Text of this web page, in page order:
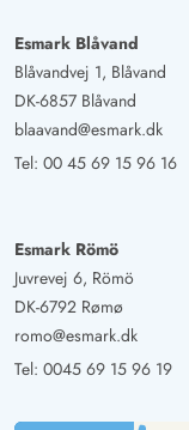
Esmark Blåvand
Blåvandvej 1, Blåvand
DK-6857 Blåvand
blaavand@esmark.dk
Tel: 00 45 69 15 96 16
Esmark Römö
Juvrevej 6, Römö
DK-6792 Rømø
romo@esmark.dk
Tel: 0045 69 15 96 19